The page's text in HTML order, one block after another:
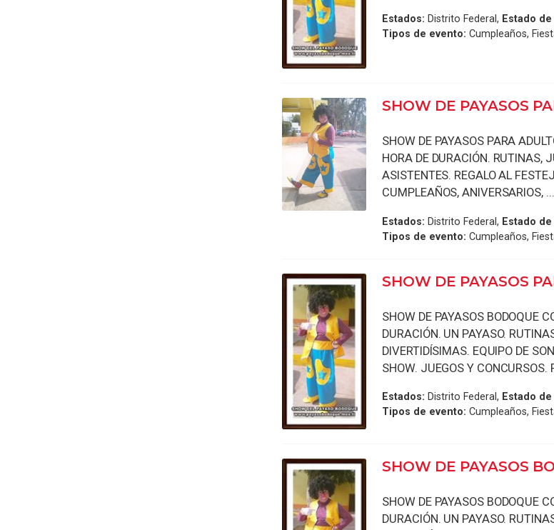
Estados: Distrito Federal, Estado
Tipos de evento: Cumpleaños,
SHOW DE PAYASOS
SHOW DE PAYASOS PARA
HORA DE DURACIÓN. RUTINAS,
ASISTENTES. REGALO AL
CUMPLEAÑOS, ANIVERSARIOS, ...
Estados: Distrito Federal, Estado
Tipos de evento: Cumpleaños,
SHOW DE PAYASOS
SHOW DE PAYASOS BODOQUE
DURACIÓN. UN PAYASO.
DIVERTIDÍSIMAS. EQUIPO DE
SHOW. JUEGOS Y CONCURSOS.
Estados: Distrito Federal, Estado
Tipos de evento: Cumpleaños,
SHOW DE PAYASOS
SHOW DE PAYASOS BODOQUE
DURACIÓN. UN PAYASO.